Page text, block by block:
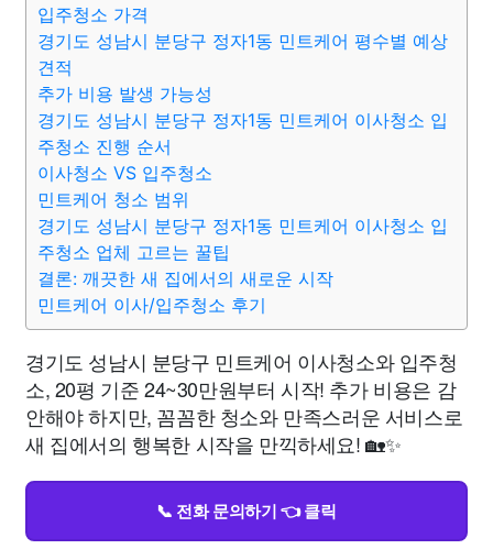
입주청소 가격
경기도 성남시 분당구 정자1동 민트케어 평수별 예상
견적
추가 비용 발생 가능성
경기도 성남시 분당구 정자1동 민트케어 이사청소 입
주청소 진행 순서
이사청소 VS 입주청소
민트케어 청소 범위
경기도 성남시 분당구 정자1동 민트케어 이사청소 입
주청소 업체 고르는 꿀팁
결론: 깨끗한 새 집에서의 새로운 시작
민트케어 이사/입주청소 후기
경기도 성남시 분당구 민트케어 이사청소와 입주청
소, 20평 기준 24~30만원부터 시작! 추가 비용은 감
안해야 하지만, 꼼꼼한 청소와 만족스러운 서비스로
새 집에서의 행복한 시작을 만끽하세요! 🏡✨
📞 전화 문의하기 👈 클릭